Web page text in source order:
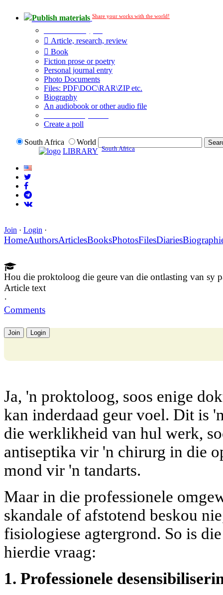
Publish materials Share your works with the world!
Article, research, review
Book
Fiction prose or poetry
Personal journal entry
Photo Documents
Files: PDF\DOC\RAR\ZIP etc.
Biography
An audiobook or other audio file
Create a poll
South Africa
World
LIBRARY South Africa
Join · Login ·
HomeAuthorsArticlesBooksPhotosFilesDiaries
Hou die proktoloog die geure van die ontlasting van sy
Article text
·
Comments
Join Login
Ja, 'n proktoloog, soos enige
kan inderdaad geur voel. Dit is
die werklikheid van hul werk,
antiseptika vir 'n chirurg in die
mond vir 'n tandarts.
Maar in die professionele
skandale of afstotend beskou
fisiologiese agtergrond. So is
hierdie vraag:
1. Professionele